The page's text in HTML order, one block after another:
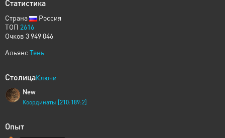
Статистика
Страна
Россия
ТОП 2616
Очков 3 949 046
Альянс Тень
СтолицаКлючи
New
Координаты [210:189:2]
Опыт